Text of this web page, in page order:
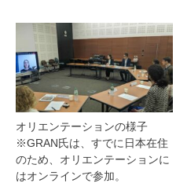
オリエンテーションの様子
※GRAN氏は、すでに日本在住
のため、オリエンテーションに
はオンラインで参加。